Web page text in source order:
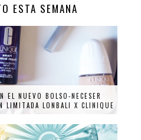
ESTA SEMANA
EL NUEVO BOLSO-NECESER
LIMITADA LONBALI X CLINIQUE